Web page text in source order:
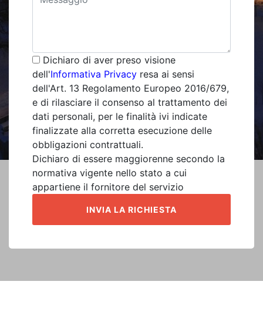
Dichiaro di aver preso visione
dell'Informativa Privacy resa ai sensi
dell'Art. 13 Regolamento Europeo 2016/679,
e di rilasciare il consenso al trattamento dei
dati personali, per le finalità ivi indicate
finalizzate alla corretta esecuzione delle
obbligazioni contrattuali.
Dichiaro di essere maggiorenne secondo la
normativa vigente nello stato a cui
appartiene il fornitore del servizio